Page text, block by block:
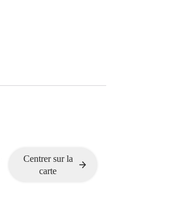
Centrer sur la
carte